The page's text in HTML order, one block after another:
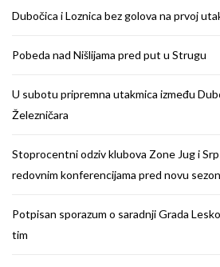
Dubočica i Loznica bez golova na prvoj
Pobeda nad Nišlijama pred put u Strugu
U subotu pripremna utakmica između
Železničara
Stoprocentni odziv klubova Zone Jug i
redovnim konferencijama pred novu
Potpisan sporazum o saradnji Grada
tim